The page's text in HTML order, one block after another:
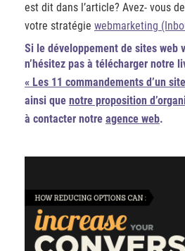
est dit dans l’article? Avez- vous
votre stratégie webmarketing
Si le développement de sites web
n’hésitez pas à télécharger notre
« Les 11 commandements d’un
ainsi que notre proposition
à contacter notre agence web.